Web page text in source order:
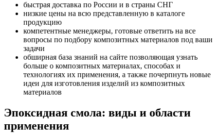
быстрая доставка по России и в страны СНГ
низкие цены на всю представленную в каталоге
продукцию
компетентные менеджеры, готовые ответить на все
вопросы по подбору композитных материалов под ваши
задачи
обширная база знаний на сайте позволяющая узнать
больше о композитных материалах, способах и
технологиях их применения, а также почерпнуть новые
идеи для изготовления изделий из композитных
материалов
Эпоксидная смола: виды и области
применения